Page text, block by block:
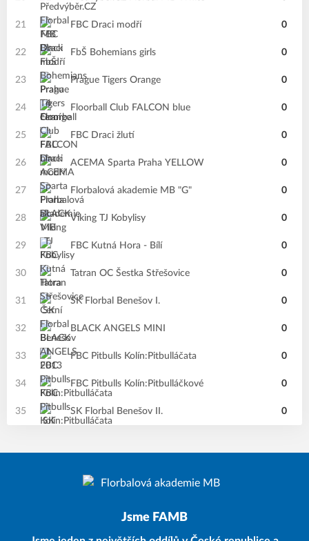
21 FBC Draci modří 0
22 FbŠ Bohemians girls 0
23 Prague Tigers Orange 0
24 Floorball Club FALCON blue 0
25 FBC Draci žlutí 0
26 ACEMA Sparta Praha YELLOW 0
27 Florbalová akademie MB "G" 0
28 Viking TJ Kobylisy 0
29 FBC Kutná Hora - Bílí 0
30 Tatran OC Šestka Střešovice 0
31 SK Florbal Benešov I. 0
32 BLACK ANGELS MINI 0
33 FBC Pitbulls Kolín:Pitbulláčata 0
34 FBC Pitbulls Kolín:Pitbulláčkové 0
35 SK Florbal Benešov II. 0
Jsme FAMB